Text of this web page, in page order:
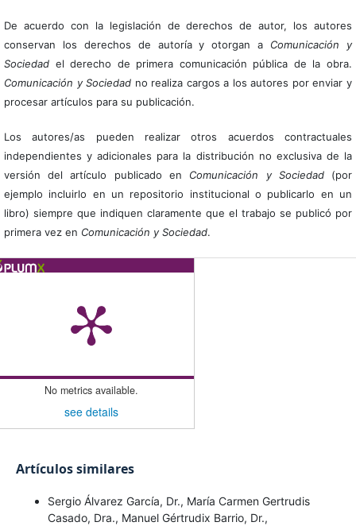
De acuerdo con la legislación de derechos de autor, los autores
conservan los derechos de autoría y otorgan a Comunicación y
Sociedadel derecho de primera comunicación pública de la obra.
Comunicación y Sociedad no realiza cargos a los autores por enviar y
procesar artículos para su publicación.
Los autores/as pueden realizar otros acuerdos contractuales
independientes y adicionales para la distribución no exclusiva de la
versión del artículo publicado en Comunicación y Sociedad(por
ejemplo incluirlo en un repositorio institucional o publicarlo en un
libro) siempre que indiquen claramente que el trabajo se publicó por
primera vez en Comunicación y Sociedad.
No metrics available.
see details
Artículos similares
Sergio Álvarez García, Dr., María Carmen Gertrudis
Casado, Dra., Manuel Gértrudix Barrio, Dr.,